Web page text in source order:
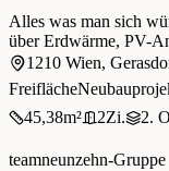
Alles was man sich
über Erdwärme, PV-
provisionsfrei!
1210 Wien,
Freifläche
45,38m² 2Zi. 2.
teamneunzehn-Gruppe